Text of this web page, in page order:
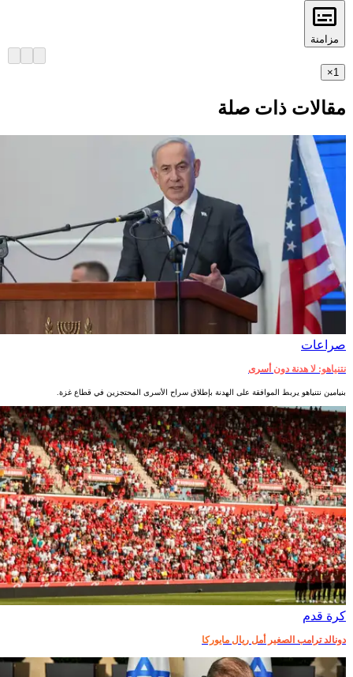
مزامنة
×
مقالات ذات صلة
صراعات‎
نتنياهو: لا هدنة دون أسرى
بنيامين نتنياهو يربط الموافقة على الهدنة بإطلاق سراح الأسرى المحتجزين في قطاع غزة.
كرة قدم
دونالد ترامب الصغير أمل ريال مايوركا